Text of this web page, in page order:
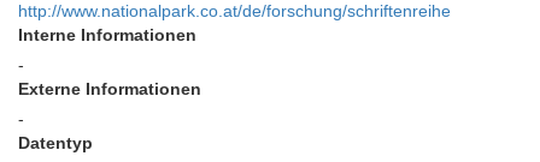
http://www.nationalpark.co.at/de/forschung/schriftenreihe
Interne Informationen
-
Externe Informationen
-
Datentyp